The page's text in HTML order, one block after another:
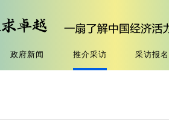
政府新闻 推介采访 采访报名